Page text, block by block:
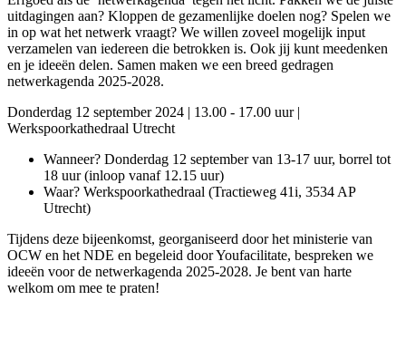
uitdagingen aan? Kloppen de gezamenlijke doelen nog? Spelen we
in op wat het netwerk vraagt? We willen zoveel mogelijk input
verzamelen van iedereen die betrokken is. Ook jij kunt meedenken
en je ideeën delen. Samen maken we een breed gedragen
netwerkagenda 2025-2028.
Donderdag 12 september 2024 | 13.00 - 17.00 uur |
Werkspoorkathedraal Utrecht
Wanneer? Donderdag 12 september van 13-17 uur, borrel tot
18 uur (inloop vanaf 12.15 uur)
Waar? Werkspoorkathedraal (Tractieweg 41i, 3534 AP
Utrecht)
Tijdens deze bijeenkomst, georganiseerd door het ministerie van
OCW en het NDE en begeleid door Youfacilitate, bespreken we
ideeën voor de netwerkagenda 2025-2028. Je bent van harte
welkom om mee te praten!